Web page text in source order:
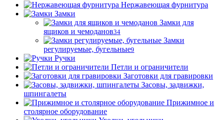
Нержавеющая фурнитура
Замки
Замки для
ящиков и чемоданов34
Замки
регулируемые, бугельные9
Ручки
Петли и ограничители
Заготовки для гравировки
Засовы, задвижки,
шпингалеты
Прижимное и
столярное оборудование